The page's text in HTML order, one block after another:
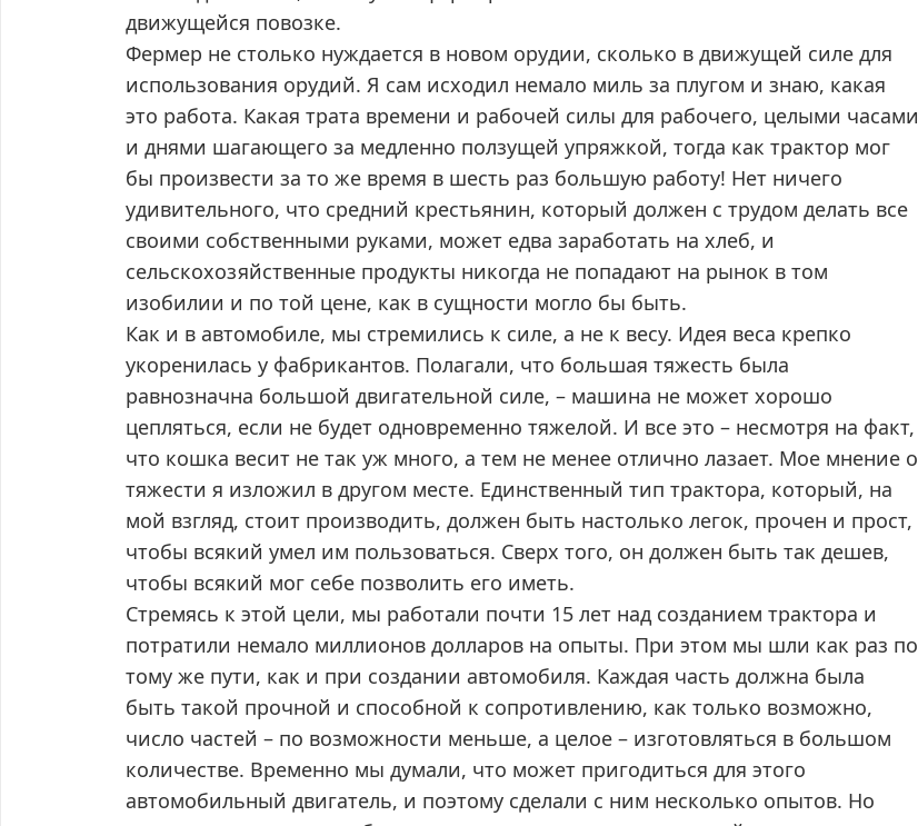
движущейся повозке.
Фермер не столько нуждается в новом орудии, сколько в движущей силе для
использования орудий. Я сам исходил немало миль за плугом и знаю, какая
это работа. Какая трата времени и рабочей силы для рабочего, целыми часами
и днями шагающего за медленно ползущей упряжкой, тогда как трактор мог
бы произвести за то же время в шесть раз большую работу! Нет ничего
удивительного, что средний крестьянин, который должен с трудом делать все
своими собственными руками, может едва заработать на хлеб, и
сельскохозяйственные продукты никогда не попадают на рынок в том
изобилии и по той цене, как в сущности могло бы быть.
Как и в автомобиле, мы стремились к силе, а не к весу. Идея веса крепко
укоренилась у фабрикантов. Полагали, что большая тяжесть была
равнозначна большой двигательной силе, – машина не может хорошо
цепляться, если не будет одновременно тяжелой. И все это – несмотря на факт,
что кошка весит не так уж много, а тем не менее отлично лазает. Мое мнение о
тяжести я изложил в другом месте. Единственный тип трактора, который, на
мой взгляд, стоит производить, должен быть настолько легок, прочен и прост,
чтобы всякий умел им пользоваться. Сверх того, он должен быть так дешев,
чтобы всякий мог себе позволить его иметь.
Стремясь к этой цели, мы работали почти 15 лет над созданием трактора и
потратили немало миллионов долларов на опыты. При этом мы шли как раз по
тому же пути, как и при создании автомобиля. Каждая часть должна была
быть такой прочной и способной к сопротивлению, как только возможно,
число частей – по возможности меньше, а целое – изготовляться в большом
количестве. Временно мы думали, что может пригодиться для этого
автомобильный двигатель, и поэтому сделали с ним несколько опытов. Но